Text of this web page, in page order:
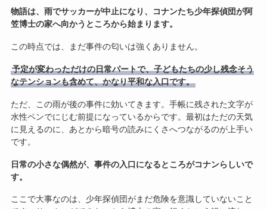
物語は、雨でサッカーが中止になり、コナンたち少年探偵団が阿
笠博士の家へ向かうところから始まります。
この時点では、まだ事件の匂いは強くありません。
予定が変わっただけの日常パートで、子どもたちの少し残念そう
なテンションも含めて、かなり平和な入口です。
ただ、この雨が後の事件に効いてきます。手帳に残された文字が
水性ペンでにじむ前提になっているからです。最初はただの天気
に見えるのに、あとから暗号の読みにくさへつながるのが上手い
です。
日常の小さな偶然が、事件の入口になるところがコナンらしいで
す。
ここで大事なのは、少年探偵団がまだ危険を意識していないこと